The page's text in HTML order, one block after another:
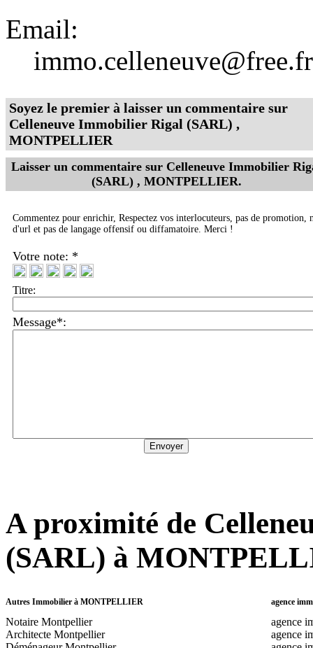
Email:
immo.celleneuve@free.fr
Soyez le premier à laisser un commentaire sur
Celleneuve Immobilier Rigal (SARL) ,
MONTPELLIER
Laisser un commentaire sur Celleneuve Immobilier
(SARL) , MONTPELLIER.
Commentez pour enrichir, Respectez vos interlocuteurs, pas de promotion,
d'url et pas de langage offensif ou diffamatoire. Merci !
Votre note: *
Titre:
Message*:
A proximité de
(SARL) à
Autres Immobilier à MONTPELLIER
Notaire Montpellier
Architecte Montpellier
agence
agence
agence